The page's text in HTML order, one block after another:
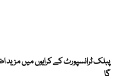
گا